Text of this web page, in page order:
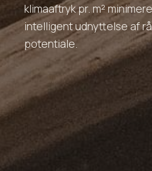
klimaaftryk pr. m²
intelligent udnyttelse af
potentiale.